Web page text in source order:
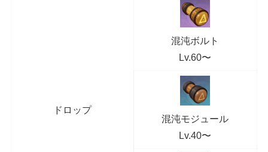
ドロップ
混沌ボルト
Lv.60〜
混沌モジュール
Lv.40〜